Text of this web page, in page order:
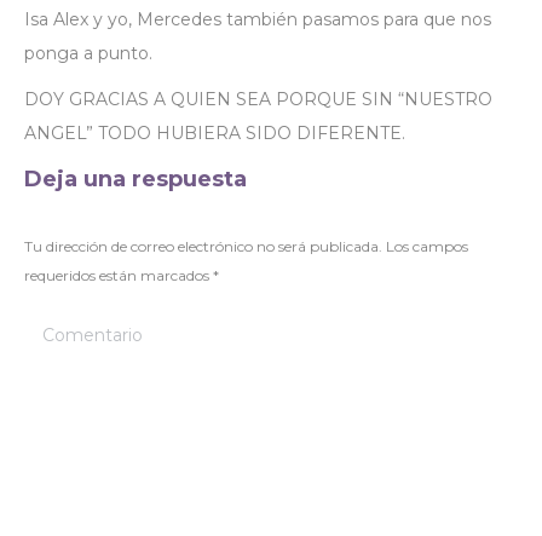
Isa Alex y yo, Mercedes también pasamos para que nos
ponga a punto.
DOY GRACIAS A QUIEN SEA PORQUE SIN “NUESTRO
ANGEL” TODO HUBIERA SIDO DIFERENTE.
Deja una respuesta
Tu dirección de correo electrónico no será publicada. Los campos
requeridos están marcados *
Comentario